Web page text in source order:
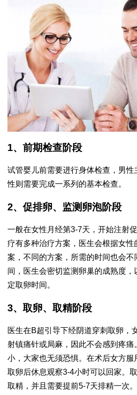
1、前期检查阶段
试管婴儿前需要进行身体检查，男
性则需要完成一系列的基本检查。
2、促排卵、监测卵泡阶段
一般在女性月经第3-7天，开始注射
疗有多种治疗方案，医生会根据女性
案，不同的方案，所需的时间也会不
间，医生会密切监测卵巢的成熟度
定取卵时间。
3、取卵、取精阶段
医生在B超引导下经阴道穿刺取卵，
射镇痛针或局麻，因此不会感到疼痛
小，大家也无须恐惧。在术后女方服
取卵后休息观察3-4小时可以回家。
取精，并且需要提前5-7天排精一次